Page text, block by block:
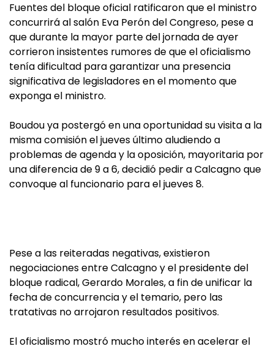
Fuentes del bloque oficial ratificaron que el ministro
concurrirá al salón Eva Perón del Congreso, pese a
que durante la mayor parte del jornada de ayer
corrieron insistentes rumores de que el oficialismo
tenía dificultad para garantizar una presencia
significativa de legisladores en el momento que
exponga el ministro.
Boudou ya postergó en una oportunidad su visita a la
misma comisión el jueves último aludiendo a
problemas de agenda y la oposición, mayoritaria por
una diferencia de 9 a 6, decidió pedir a Calcagno que
convoque al funcionario para el jueves 8.
Pese a las reiteradas negativas, existieron
negociaciones entre Calcagno y el presidente del
bloque radical, Gerardo Morales, a fin de unificar la
fecha de concurrencia y el temario, pero las
tratativas no arrojaron resultados positivos.
El oficialismo mostró mucho interés en acelerar el